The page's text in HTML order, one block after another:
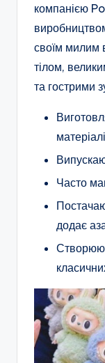
компанією
своїм милим
тілом,
та гострими
Часто
додає